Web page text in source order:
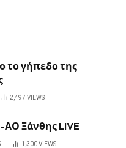
το γήπεδο της
2,497 VIEWS
Ξάνθης LIVE
1,300VIEWS